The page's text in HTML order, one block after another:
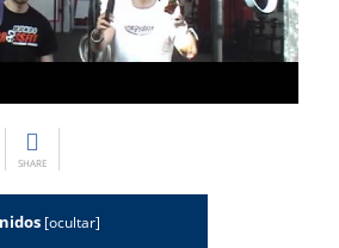
SHARE
[ocultar]